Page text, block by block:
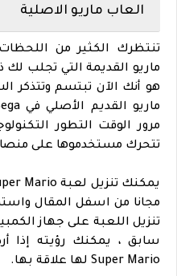
العاب ماريو الاصلية
تنتظرك الكثير من
ماريو القديمة التي تجلب لك
هو أنك الآن تبتسم وتتذكر
مرور الوقت التطور
تتحرك مستخدموها على
مجانا من اسفل المقال
تنزيل اللعبة على جهاز
سابق ، يمكنك رؤيته إذا
Super Mario لها علاقة بها.